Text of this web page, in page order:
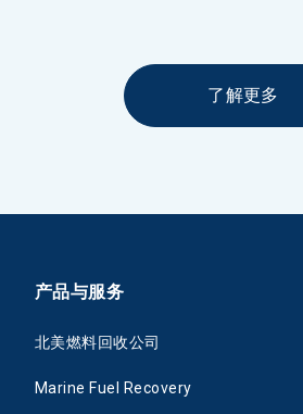
了解更多
产品与服务
北美燃料回收公司
Marine Fuel Recovery